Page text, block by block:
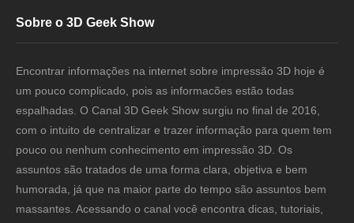
Sobre o 3D Geek Show
Encontrar informações na internet sobre impressão 3D hoje é
um pouco complicado, pois as informacões estão todas
espalhadas. O Canal 3D Geek Show surgiu no final de 2016,
com o intuito de centralizar e trazer informação para quem tem
pouco ou nenhum conhecimento em impressão 3D. Os
assuntos são tratados de uma forma clara, objetiva e bem
humorada, já que na maior parte do tempo são assuntos bem
massantes. Acessando o canal você encontra dicas, tutoriais,